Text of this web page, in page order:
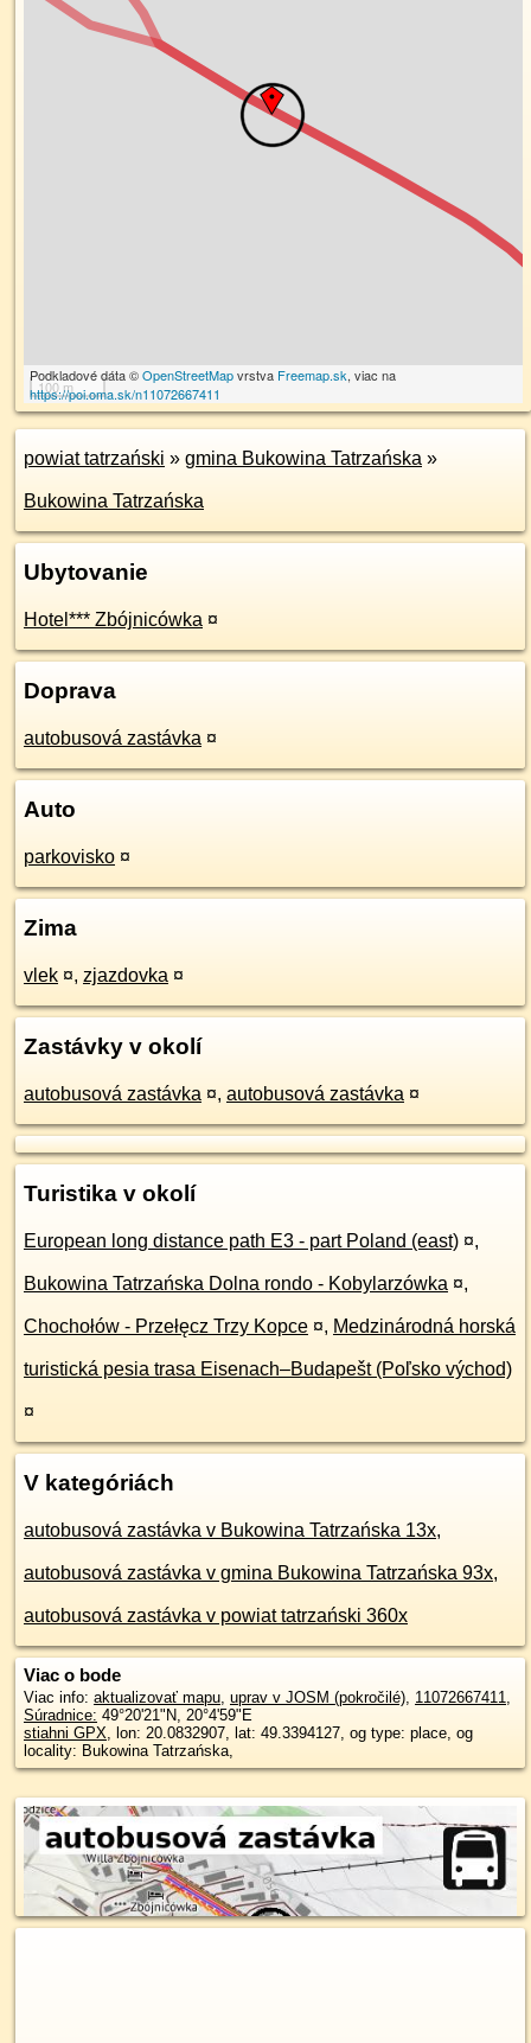
100 m
Podkladové dáta ©OpenStreetMapvrstva Freemap.sk, viac na
https://poi.oma.sk/n11072667411
powiat tatrzański » gmina Bukowina Tatrzańska »
Bukowina Tatrzańska
Ubytovanie
Hotel*** Zbójnicówka ¤
Doprava
autobusová zastávka ¤
Auto
parkovisko ¤
Zima
vlek ¤, zjazdovka ¤
Zastávky v okolí
autobusová zastávka ¤, autobusová zastávka ¤
Turistika v okolí
European long distance path E3 - part Poland (east) ¤,
Bukowina Tatrzańska Dolna rondo - Kobylarzówka ¤,
Chochołów - Przełęcz Trzy Kopce ¤, Medzinárodná horská
turistická pesia trasa Eisenach–Budapešt (Poľsko východ)
¤
V kategóriách
autobusová zastávka v Bukowina Tatrzańska 13x,
autobusová zastávka v gmina Bukowina Tatrzańska 93x,
autobusová zastávka v powiat tatrzański 360x
Viac o bode
Viac info: aktualizovať mapu, uprav v JOSM (pokročilé), 11072667411,
Súradnice: 49°20'21"N, 20°4'59"E
stiahni GPX, lon: 20.0832907, lat: 49.3394127, og type: place, og
locality: Bukowina Tatrzańska,